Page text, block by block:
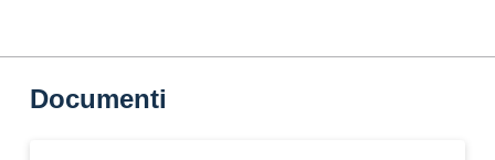
Documenti